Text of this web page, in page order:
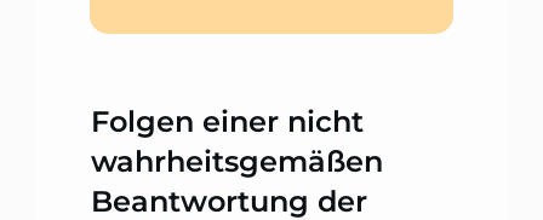
Folgen einer nicht
wahrheitsgemäßen
Beantwortung der